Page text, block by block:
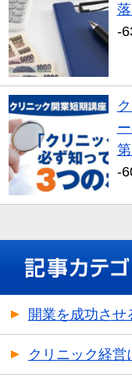
-
-
開業を成功させ
クリニック経